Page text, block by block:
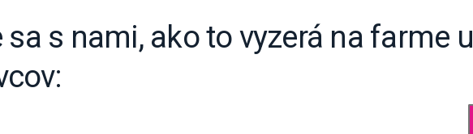
sa s nami, ako to vyzerá na farme u